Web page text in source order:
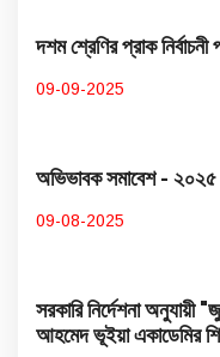
দশম শ্রেণির প্রাক
09-09-2025
অভিভাবক সমাবেশ - ২০২৫
09-08-2025
সরকারি নির্দেশনা
আহমেদ ভূইয়া একাডেমির